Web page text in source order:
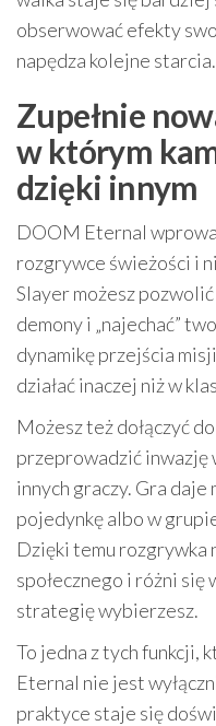
obserwować efekty
napędza kolejne starcia.
Zupełnie
w którym
dzięki innym
DOOM Eternal
rozgrywce świeżości i
Slayer możesz
demony i „najechać”
dynamikę przejścia
działać inaczej niż w
Możesz też dołączyć
przeprowadzić inwazję
innych graczy. Gra daje
pojedynkę albo w
Dzięki temu rozgrywka
społecznego i różni się
strategię wybierzesz.
To jedna z tych funkcji,
Eternal nie jest
praktyce staje się